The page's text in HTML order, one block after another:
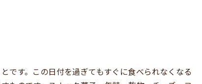
です。この日付を過ぎてもすぐに食べられなくなる